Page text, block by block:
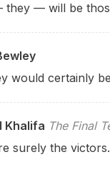
they — will be
would certainly
Khalifa The Final
surely the victors.